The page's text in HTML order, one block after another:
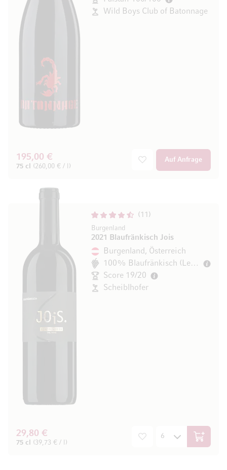
Wild Boys Club of Batonnage
195,00 €
75 cl (260,00 € / l)
Auf Anfrage
11
Burgenland
2021 Blaufränkisch Jois
Burgenland, Österreich
100% Blaufränkisch (Lemberger)
Score 19/20
Scheiblhofer
29,80 €
75 cl (39,73 € / l) In den